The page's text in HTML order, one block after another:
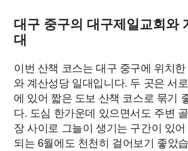
대구 중구의 대구제일교회와
대
이번 산책 코스는 대구 중구에 위치
와 계산성당 일대입니다. 두 곳은 서
에 있어 짧은 도보 산책 코스로 묶기
다. 도심 한가운데 있으면서도 주변
장 사이로 그늘이 생기는 구간이 있
되는 6월에도 천천히 걸어보기 좋았